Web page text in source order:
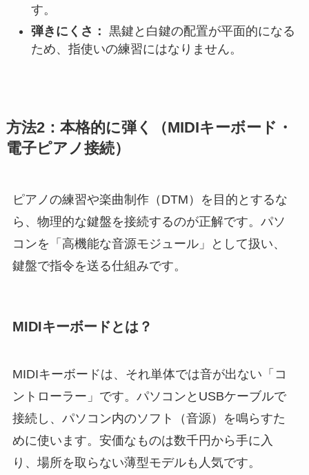
す。
弾きにくさ： 黒鍵と白鍵の配置が平面的になる
ため、指使いの練習にはなりません。
方法2：本格的に弾く（MIDIキーボード・
電子ピアノ接続）
ピアノの練習や楽曲制作（DTM）を目的とするな
ら、物理的な鍵盤を接続するのが正解です。パソ
コンを「高機能な音源モジュール」として扱い、
鍵盤で指令を送る仕組みです。
MIDIキーボードとは？
MIDIキーボードは、それ単体では音が出ない「コ
ントローラー」です。パソコンとUSBケーブルで
接続し、パソコン内のソフト（音源）を鳴らすた
めに使います。安価なものは数千円から手に入
り、場所を取らない薄型モデルも人気です。